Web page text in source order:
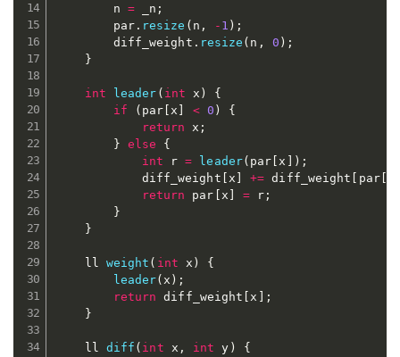
		n
= _n ;
		par
. resize ( n , - 1 ) ;
		diff_weight
. resize ( n , 0 ) ;
}
int leader ( int x )
{
if
( par [x < 0 )
{
return x ;
} else
{
int r = leader( par [x ) ;
			diff_weight
x += diff_weight par[
return par x = r ;
}
}
	ll
weight ( int x )
{
leader(x ) ;
return diff_weight [x
;
}
	ll
diff ( int x , int y )
{